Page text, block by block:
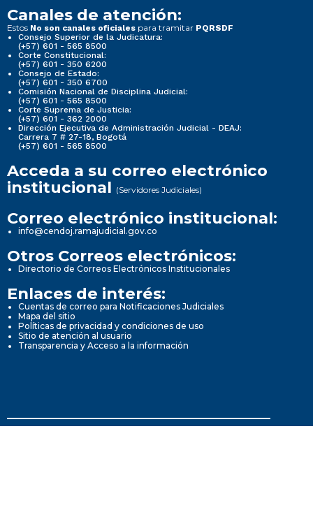
Canales de atención:
Estos No son canales oficiales para tramitar PQRSDF
Consejo Superior de la Judicatura:
(+57) 601 - 565 8500
Corte Constitucional:
(+57) 601 - 350 6200
Consejo de Estado:
(+57) 601 - 350 6700
Comisión Nacional de Disciplina Judicial:
(+57) 601 - 565 8500
Corte Suprema de Justicia:
(+57) 601 - 362 2000
Dirección Ejecutiva de Administración Judicial - DEAJ:
Carrera 7 # 27-18, Bogotá
(+57) 601 - 565 8500
Acceda a su correo electrónico
institucional (Servidores Judiciales)
Correo electrónico institucional:
info@cendoj.ramajudicial.gov.co
Otros Correos electrónicos:
Directorio de Correos Electrónicos Institucionales
Enlaces de interés:
Cuentas de correo para Notificaciones Judiciales
Mapa del sitio
Políticas de privacidad y condiciones de uso
Sitio de atención al usuario
Transparencia y Acceso a la información